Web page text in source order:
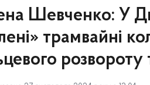
Шевченко: У
трамвайні